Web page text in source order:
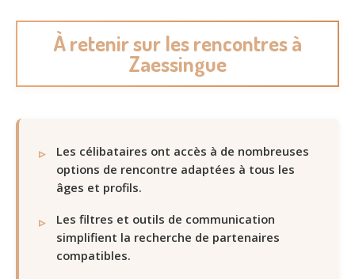
À retenir sur les rencontres à
Zaessingue
Les célibataires ont accès à de nombreuses
options de rencontre adaptées à tous les
âges et profils.
Les filtres et outils de communication
simplifient la recherche de partenaires
compatibles.